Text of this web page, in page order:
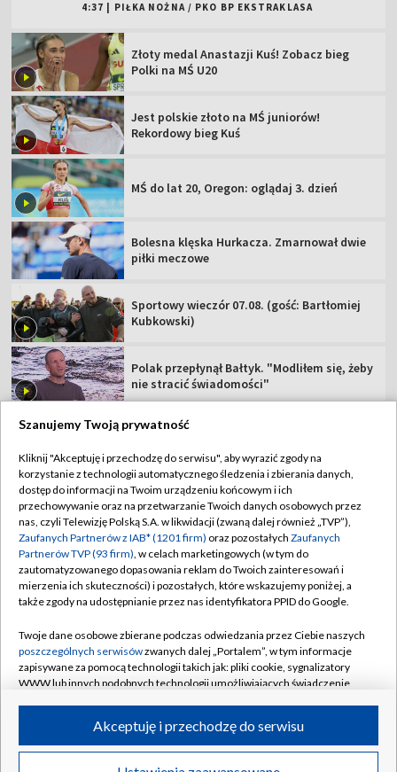
4:37 PIŁKA NOŻNA / PKO BP EKSTRAKLASA
Złoty medal Anastazji Kuś! Zobacz bieg
Polki na MŚ U20
Jest polskie złoto na MŚ juniorów!
Rekordowy bieg Kuś
MŚ do lat 20, Oregon: oglądaj 3. dzień
Bolesna klęska Hurkacza. Zmarnował dwie
piłki meczowe
Sportowy wieczór 07.08. (gość: Bartłomiej
Kubkowski)
Polak przepłynął Bałtyk. "Modliłem się, żeby
nie stracić świadomości"
TVP
Abonament TVP
Sklep TVP
Biuro Reklamy
Oferta Handlowa
Emisja w TVP
Rada Programowa
Ogłoszenia przetargowe
Akademia Telewizyjna
Regulamin TVP
Polityka prywatności
Moje zgody
Biuro reklamy
Kanały
©2026 Telewizja Polska Spółka Akcyjna w likwidacji
Szanujemy Twoją prywatność
Kliknij "Akceptuję i przechodzę do serwisu", aby wyrazić zgody na
korzystanie z technologii automatycznego śledzenia i zbierania danych,
dostęp do informacji na Twoim urządzeniu końcowym i ich
przechowywanie oraz na przetwarzanie Twoich danych osobowych przez
nas, czyli Telewizję Polską S.A. w likwidacji (zwaną dalej również „TVP”),
Zaufanych Partnerów z IAB* (1201 firm) oraz pozostałych Zaufanych
Partnerów TVP (93 firm), w celach marketingowych (w tym do
zautomatyzowanego dopasowania reklam do Twoich zainteresowań i
mierzenia ich skuteczności) i pozostałych, które wskazujemy poniżej, a
także zgody na udostępnianie przez nas identyfikatora PPID do Google.
Twoje dane osobowe zbierane podczas odwiedzania przez Ciebie naszych
poszczególnych serwisówzwanych dalej „Portalem”, w tym informacje
zapisywane za pomocą technologii takich jak: pliki cookie, sygnalizatory
WWW lub innych podobnych technologii umożliwiających świadczenie
ruchu w Internecie.
Twoje dane osobowe zbierane podczas odwiedzania przez Ciebie
Akceptuję i przechodzę do serwisu